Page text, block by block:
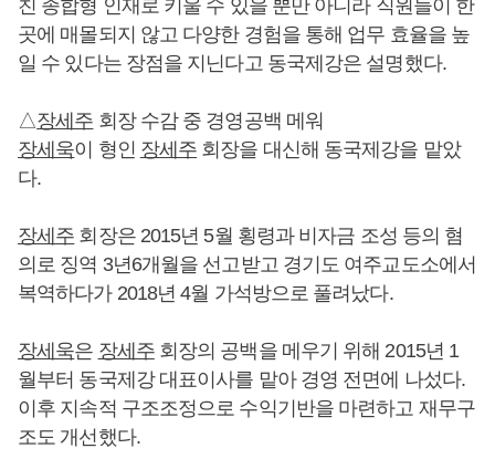
친 종합형 인재로 키울 수 있을 뿐만 아니라 직원들이 한
곳에 매몰되지 않고 다양한 경험을 통해 업무 효율을 높
일 수 있다는 장점을 지닌다고 동국제강은 설명했다.
△장세주 회장 수감 중 경영공백 메워
장세욱이 형인 장세주 회장을 대신해 동국제강을 맡았
다.
장세주 회장은 2015년 5월 횡령과 비자금 조성 등의 혐
의로 징역 3년6개월을 선고받고 경기도 여주교도소에서
복역하다가 2018년 4월 가석방으로 풀려났다.
장세욱은 장세주회장의 공백을 메우기 위해 2015년 1
월부터 동국제강 대표이사를 맡아 경영 전면에 나섰다.
이후 지속적 구조조정으로 수익기반을 마련하고 재무구
조도 개선했다.